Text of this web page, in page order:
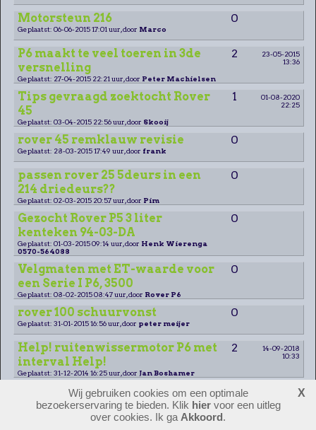
Motorsteun 216 0
Geplaatst: 06-06-2015 17:01 uur, door Marco
P6 maakt te veel toeren in 3de
versnelling
2
23-05-2015
13:36
Geplaatst: 27-04-2015 22:21 uur, door Peter Machielsen
Tips gevraagd zoektocht Rover
45
1
01-08-2020
22:25
Geplaatst: 03-04-2015 22:56 uur, door Skooij
rover 45 remklauw revisie 0
Geplaatst: 28-03-2015 17:49 uur, door frank
passen rover 25 5deurs in een
214 driedeurs??
0
Geplaatst: 02-03-2015 20:57 uur, door Pim
Gezocht Rover P5 3 liter
kenteken 94-03-DA
0
Geplaatst: 01-03-2015 09:14 uur, door Henk Wierenga
0570-564088
Velgmaten met ET-waarde voor
een Serie I P6, 3500
0
Geplaatst: 08-02-2015 08:47 uur, door Rover P6
rover 100 schuurvonst 0
Geplaatst: 31-01-2015 16:56 uur, door peter meijer
Help! ruitenwissermotor P6 met
interval Help!
2
14-09-2018
10:33
Geplaatst: 31-12-2014 16:25 uur, door Jan Boshamer
Slotmoeren Rover 45 Club, bj
2000
1
16-04-2015
14:01
Geplaatst: 24-12-2014 21:36 uur, doorJasmin Geijteman
Wij gebruiken cookies om een optimale
bezoekerservaring te bieden. Klik hiervoor een uitleg
over cookies. Ik ga Akkoord.
X